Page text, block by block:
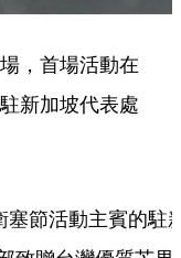
，首場活動在
新加坡代表處
塞節活動主賓的駐